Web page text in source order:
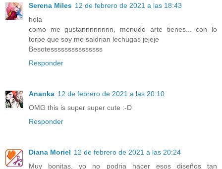
Serena Miles 12 de febrero de 2021 a las 18:43
hola
como me gustannnnnnnn, menudo arte tienes... con lo
torpe que soy me saldrian lechugas jejeje
Besotesssssssssssssss
Responder
Ananka 12 de febrero de 2021 a las 20:10
OMG this is super super cute :-D
Responder
Diana Moriel 12 de febrero de 2021 a las 20:24
Muy bonitas, yo no podria hacer esos diseños tan